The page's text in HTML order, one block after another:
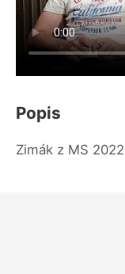
Popis
Zimák z MS 2022